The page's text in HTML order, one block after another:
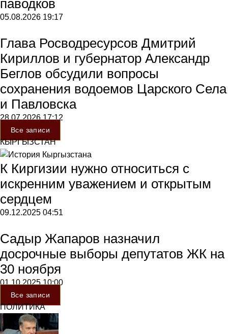
паводков
05.08.2026 19:17
Глава Росводресурсов Дмитрий
Кириллов и губернатор Александр
Беглов обсудили вопросы
сохранения водоемов Царского Села
и Павловска
28.07.202617:12
Все записи
КЫРГЫЗСТАН
К Киргизии нужно относиться с
искренним уважением и открытым
сердцем
09.12.2025 04:51
Садыр Жапаров назначил
досрочные выборы депутатов ЖК на
30 ноября
01.10.202510:00
Все записи
ПОЛИТИКА